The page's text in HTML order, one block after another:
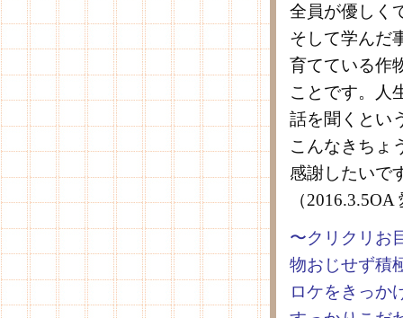
全員が優しく
そして学んだ
育てている作
ことです。人
話を聞くとい
こんなきちょ
感謝したいで
（
〜クリクリお
物おじせず積
ロケをきっか